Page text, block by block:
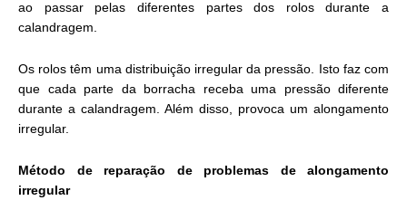
ao passar pelas diferentes partes dos rolos durante a
calandragem.
Os rolos têm uma distribuição irregular da pressão. Isto faz com
que cada parte da borracha receba uma pressão diferente
durante a calandragem. Além disso, provoca um alongamento
irregular.
Método de reparação de problemas de alongamento
irregular